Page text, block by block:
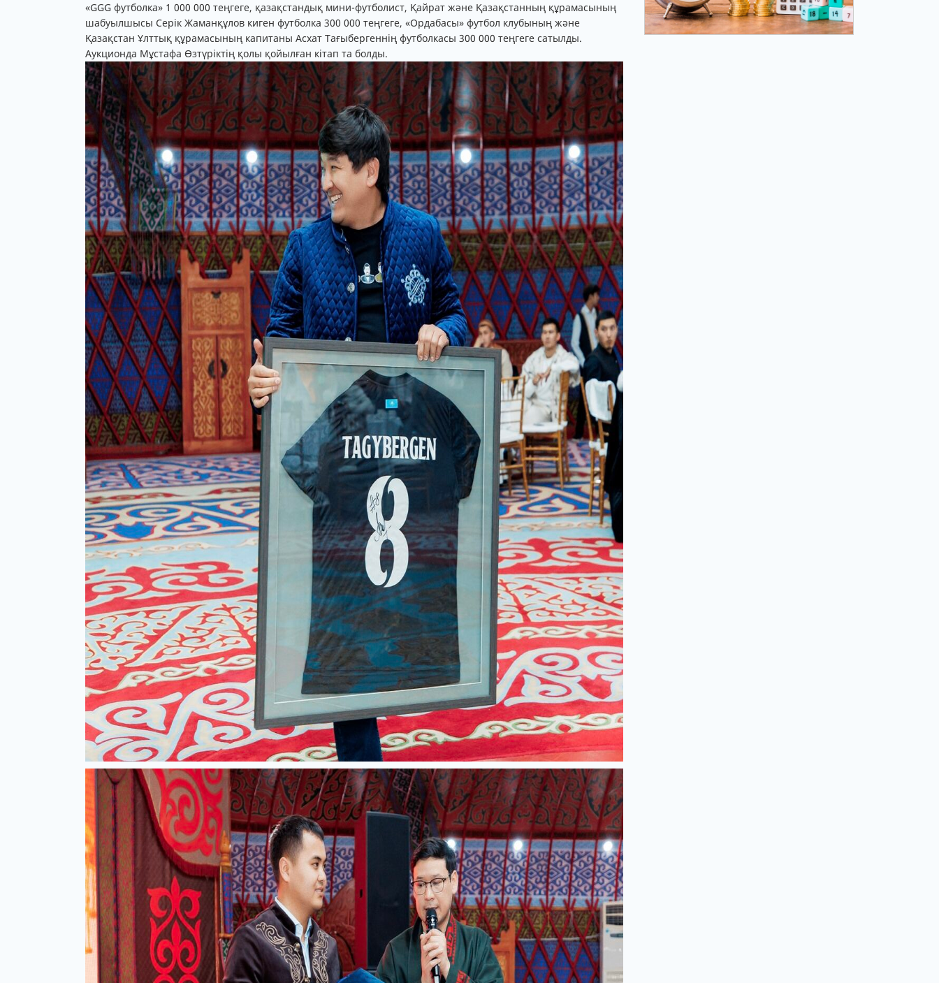
«GGG футболка» 1 000 000 теңгеге, қазақстандық мини-футболист, Қайрат және Қазақстанның құрамасының
шабуылшысы Серік Жаманқұлов киген футболка 300 000 теңгеге, «Ордабасы» футбол клубының және
Қазақстан Ұлттық құрамасының капитаны Асхат Тағыбергеннің футболкасы 300 000 теңгеге сатылды.
Аукционда Мұстафа Өзтүріктің қолы қойылған кітап та болды.